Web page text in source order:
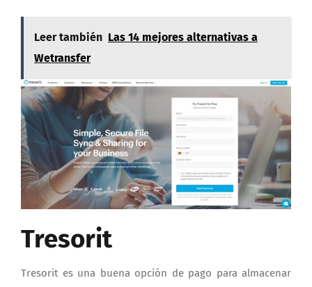
Leer también Las 14 mejores alternativas a
Wetransfer
Tresorit
Tresorit es una buena opción de pago para almacenar